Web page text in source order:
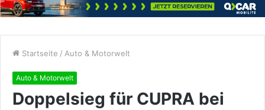
Startseite / Auto & Motorwelt
Auto & Motorwelt
Doppelsieg für CUPRA bei